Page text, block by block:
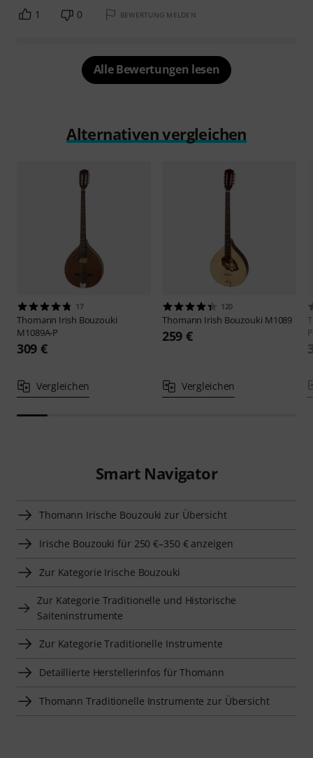
1 0 BEWERTUNG MELDEN
Alle Bewertungen lesen
Alternativen vergleichen
17
Thomann Irish Bouzouki
M1089A-P
309 €
Vergleichen
120
Thomann Irish Bouzouki M1089
259 €
Vergleichen
Smart Navigator
Thomann Irische Bouzouki zur Übersicht
Irische Bouzouki für 250 €–350 € anzeigen
Zur Kategorie Irische Bouzouki
Zur Kategorie Traditionelle und Historische
Saiteninstrumente
Zur Kategorie Traditionelle Instrumente
Detaillierte Herstellerinfos für Thomann
Thomann Traditionelle Instrumente zur Übersicht